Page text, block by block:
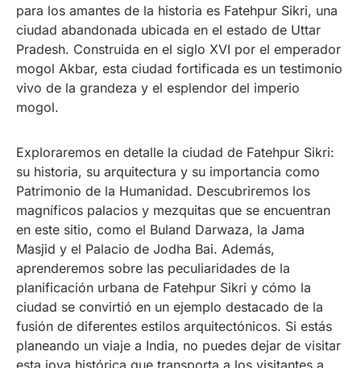
para los amantes de la historia es Fatehpur Sikri, una
ciudad abandonada ubicada en el estado de Uttar
Pradesh. Construida en el siglo XVI por el emperador
mogol Akbar, esta ciudad fortificada es un testimonio
vivo de la grandeza y el esplendor del imperio
mogol.
Exploraremos en detalle la ciudad de Fatehpur Sikri:
su historia, su arquitectura y su importancia como
Patrimonio de la Humanidad. Descubriremos los
magníficos palacios y mezquitas que se encuentran
en este sitio, como el Buland Darwaza, la Jama
Masjid y el Palacio de Jodha Bai. Además,
aprenderemos sobre las peculiaridades de la
planificación urbana de Fatehpur Sikri y cómo la
ciudad se convirtió en un ejemplo destacado de la
fusión de diferentes estilos arquitectónicos. Si estás
planeando un viaje a India, no puedes dejar de visitar
esta joya histórica que transporta a los visitantes a